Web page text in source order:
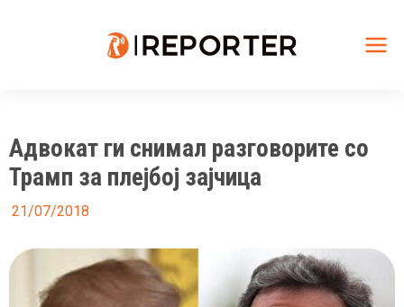
Адвокат ги снимал разговорите со
Трамп за плејбој зајчица
21/07/2018